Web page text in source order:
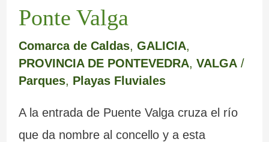
Ponte Valga
Comarca de Caldas, GALICIA,
PROVINCIA DE PONTEVEDRA, VALGA/
Parques, Playas Fluviales
A la entrada de Puente Valga cruza el río
que da nombre al concello y a esta